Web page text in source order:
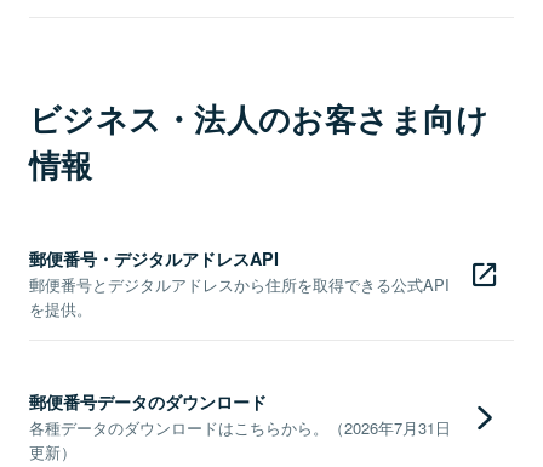
ビジネス・法人のお客さま向け
情報
郵便番号・デジタルアドレスAPI
郵便番号とデジタルアドレスから住所を取得できる公式API
を提供。
郵便番号データのダウンロード
各種データのダウンロードはこちらから。（2026年7月31日
更新）